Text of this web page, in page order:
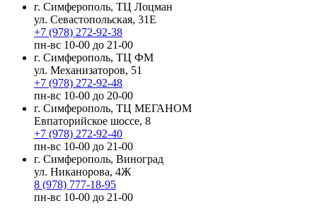
г. Симферополь, ТЦ Лоцман
ул. Севастопольская, 31Е
+7 (978) 272-92-38
пн-вс 10-00 до 21-00
г. Симферополь, ТЦ ФМ
ул. Механизаторов, 51
+7 (978) 272-92-48
пн-вс 10-00 до 20-00
г. Симферополь, ТЦ МЕГАНОМ
Евпаторийское шоссе, 8
+7 (978) 272-92-40
пн-вс 10-00 до 21-00
г. Симферополь, Виноград
ул. Никанорова, 4Ж
8 (978) 777-18-95
пн-вс 10-00 до 21-00